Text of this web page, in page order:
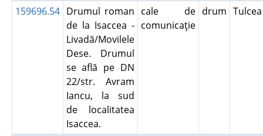
159696.54 Drumul roman
de la Isaccea -
Livadă/Movilele
Dese. Drumul
se află pe DN
22/str. Avram
Iancu, la sud
de localitatea
Isaccea.
cale de
comunicaţie
drum